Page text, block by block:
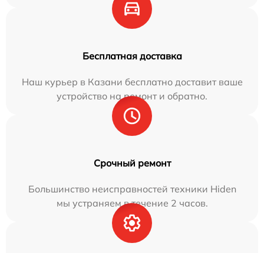
Бесплатная доставка
Наш курьер в Казани бесплатно доставит ваше
устройство на ремонт и обратно.
Срочный ремонт
Большинство неисправностей техники Hiden
мы устраняем в течение 2 часов.